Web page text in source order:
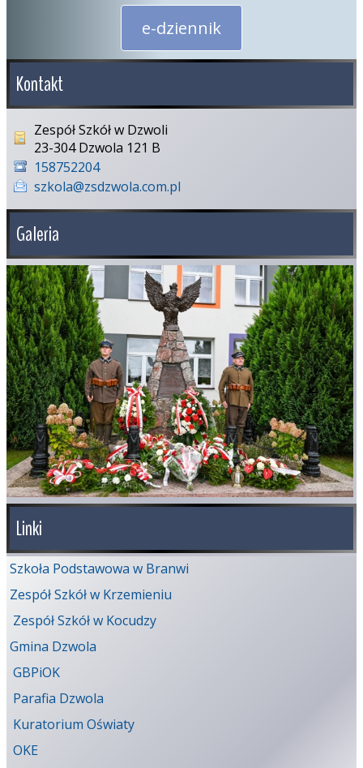
e-dziennik
Kontakt
Zespół Szkół w Dzwoli
23-304 Dzwola 121 B
158752204
szkola@zsdzwola.com.pl
Galeria
Linki
Szkoła Podstawowa w Branwi
Zespół Szkół w Krzemieniu
Zespół Szkół w Kocudzy
Gmina Dzwola
GBPiOK
Parafia Dzwola
Kuratorium Oświaty
OKE